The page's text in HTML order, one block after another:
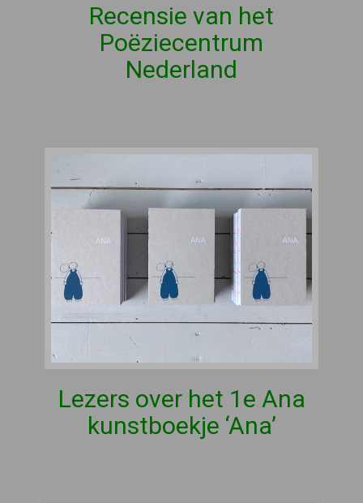
Recensie van het
Poëziecentrum
Nederland
Lezers over het 1e Ana
kunstboekje ‘Ana’